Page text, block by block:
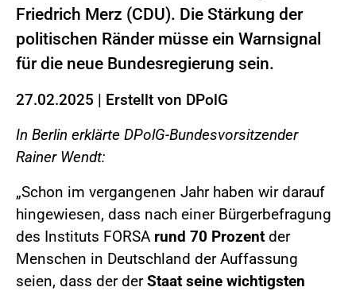
Friedrich Merz (CDU). Die Stärkung der
politischen Ränder müsse ein Warnsignal
für die neue Bundesregierung sein.
27.02.2025 | Erstellt von DPolG
In Berlin erklärte DPolG-Bundesvorsitzender
Rainer Wendt:
„Schon im vergangenen Jahr haben wir darauf
hingewiesen, dass nach einer Bürgerbefragung
des Instituts FORSA rund 70 Prozent der
Menschen in Deutschland der Auffassung
seien, dass der derStaat seine wichtigsten